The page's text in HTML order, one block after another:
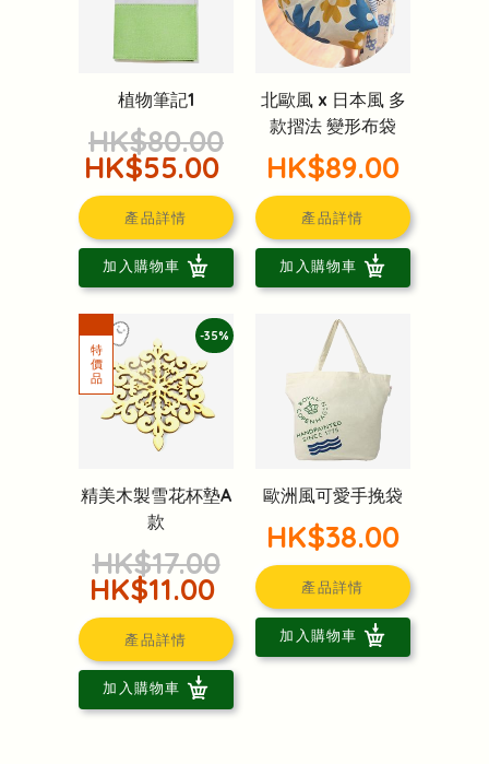
植物筆記1
HK$80.00
HK$55.00
產品詳情
加入購物車
北歐風 x 日本風 多
款摺法 變形布袋
HK$89.00
產品詳情
加入購物車
-35%
精美木製雪花杯墊A
款
HK$17.00
HK$11.00
產品詳情
加入購物車
歐洲風可愛手挽袋
HK$38.00
產品詳情
加入購物車